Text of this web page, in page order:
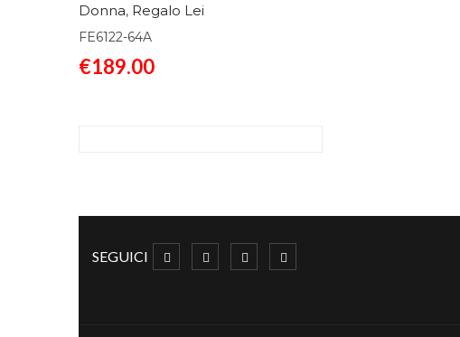
Donna, Regalo Lei
FE6122-64A
€189.00
SEGUICI